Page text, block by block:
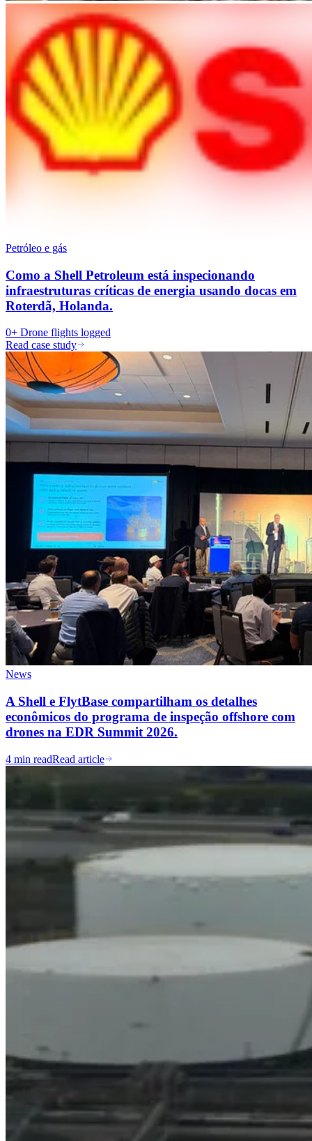
Petróleo e gás
Como a Shell Petroleum está inspecionando
infraestruturas críticas de energia usando docas em
Roterdã, Holanda.
0+ Drone flights logged
Read case study
News
A Shell e FlytBase compartilham os detalhes
econômicos do programa de inspeção offshore com
drones na EDR Summit 2026.
4 min readRead article